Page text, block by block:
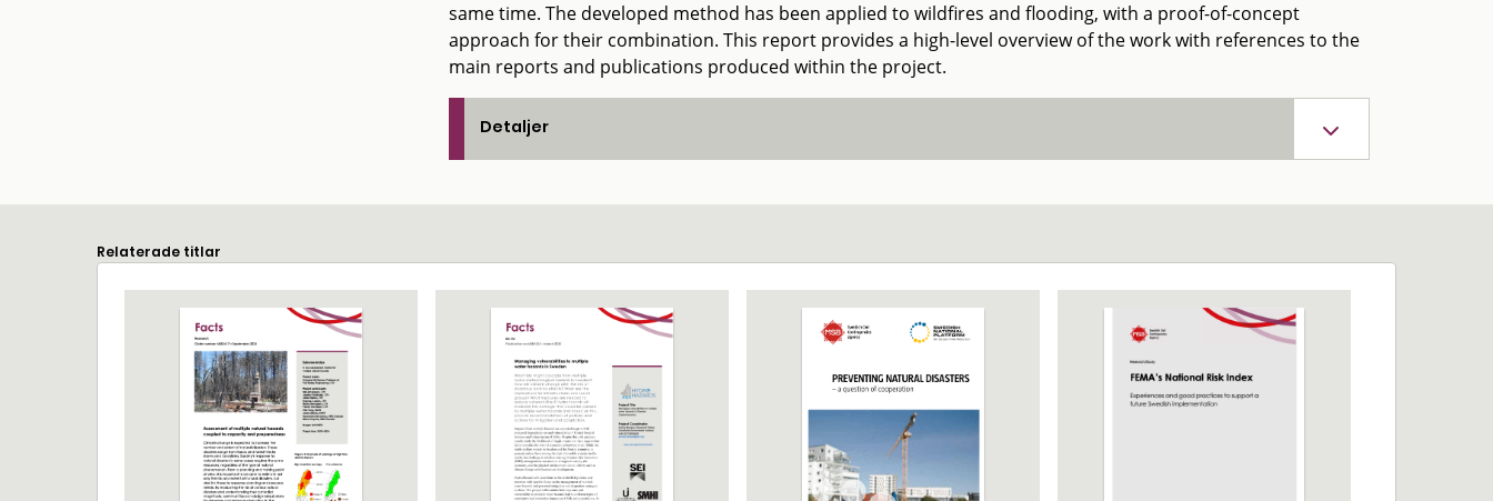
same time. The developed method has been applied to wildfires and flooding, with a proof-of-concept
approach for their combination. This report provides a high-level overview of the work with references to the
main reports and publications produced within the project.
Detaljer
Relaterade titlar